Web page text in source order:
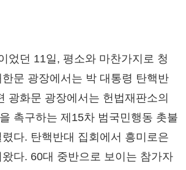
었던 11일, 평소와 마찬가지로 청
문 광장에서는 박 대통령 탄핵반
광화문 광장에서는 헌법재판소의
촉구하는 제15차 범국민행동 촛불
다. 탄핵반대 집회에서 흥미로은
다. 60대 중반으로 보이는 참가자